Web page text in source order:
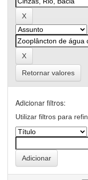
Retornar valores
Adicionar filtros:
Utilizar filtros para